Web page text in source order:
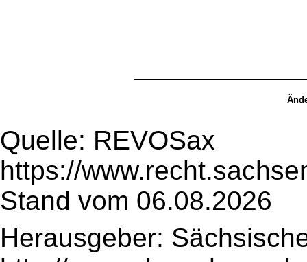
Quelle: REVOSax
https://
Stand vom 06.08.2026
Herausgeber: